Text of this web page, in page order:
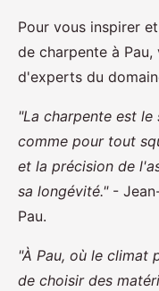
Pour vous inspirer
de charpente à
d'experts du
"La charpente est
comme pour tout
et la précision de
sa longévité."-
Pau.
"À Pau, où le climat
de choisir des